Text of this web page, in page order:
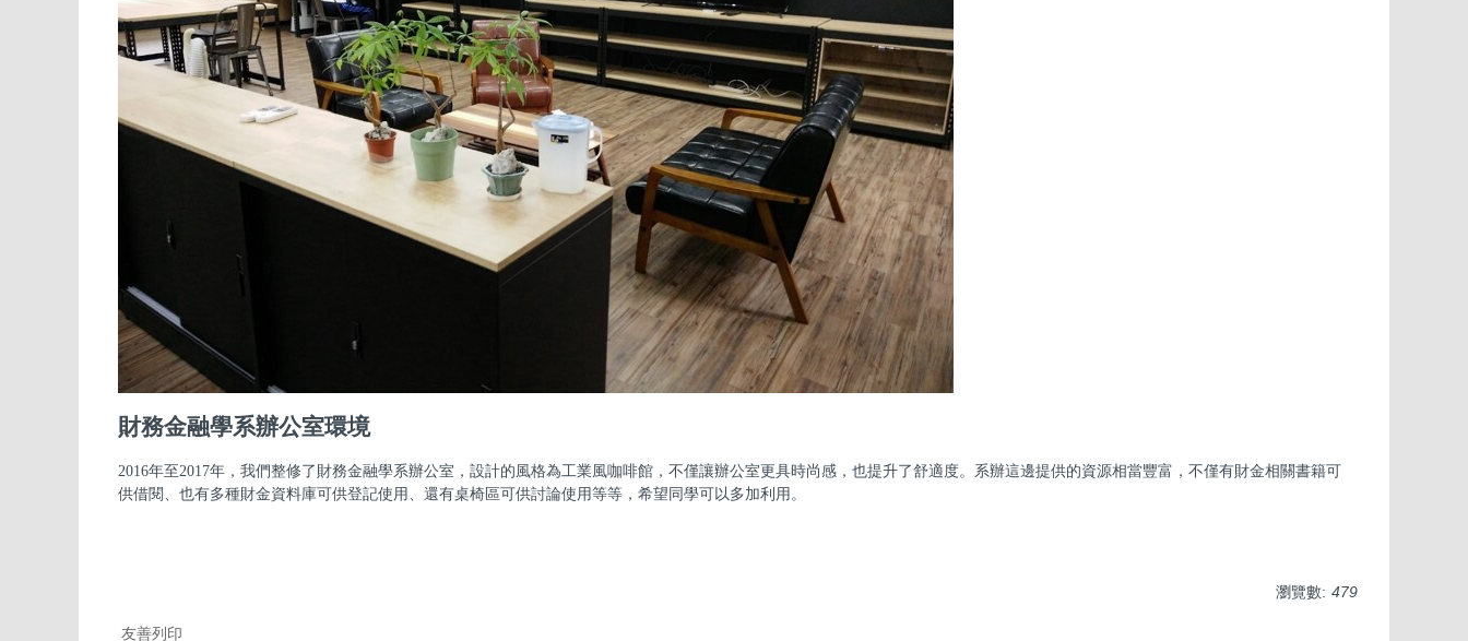
財務金融學系辦公室環境
2016年至2017年，我們整修了財務金融學系辦公室，設計的風格為工業風咖啡館，不僅讓辦公室更具時尚感，也提升了舒適度。系辦這邊提供的資源相當豐富，不僅有財金相關書籍可
供借閱、也有多種財金資料庫可供登記使用、還有桌椅區可供討論使用等等，希望同學可以多加利用。
瀏覽數: 479
友善列印